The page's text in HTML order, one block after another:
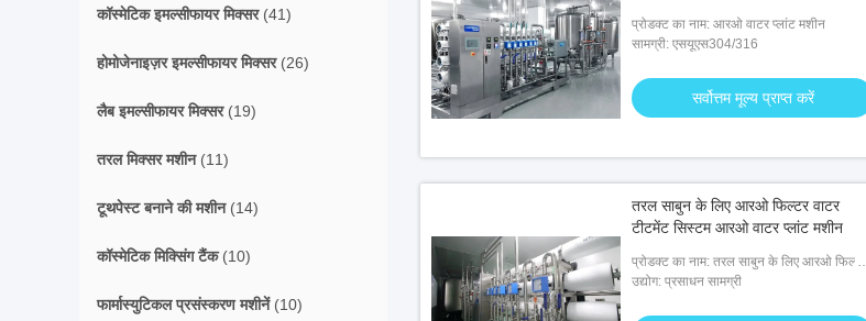
कॉस्मेटिक इमल्सीफायर मिक्सर(41)
होमोजेनाइज़र इमल्सीफायर मिक्सर(26)
लैब इमल्सीफायर मिक्सर(19)
तरल मिक्सर मशीन(11)
टूथपेस्ट बनाने की मशीन(14)
कॉस्मेटिक मिक्सिंग टैंक(10)
फार्मास्युटिकल प्रसंस्करण मशीनें(10)
प्रोडक्ट का नाम: आरओ वाटर प्लांट मशीन
सामग्री: एसयूएस304/316
सर्वोत्तम मूल्य प्राप्त करें
तरल साबुन के लिए आरओ फिल्टर वाटर
टीटमेंट सिस्टम आरओ वाटर प्लांट मशीन
प्रोडक्ट का नाम: तरल साबुन के लिए आरओ फिल्टर
वॉटर टीटमेंट सिस्टम
उद्योग: प्रसाधन सामग्री